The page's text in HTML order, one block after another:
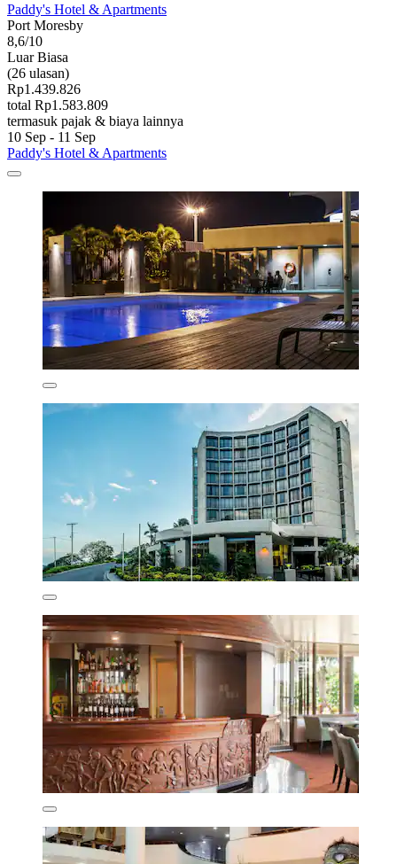
Paddy's Hotel & Apartments
Port Moresby
8,6/10
Luar Biasa
(26 ulasan)
Rp1.439.826
total Rp1.583.809
termasuk pajak & biaya lainnya
10 Sep - 11 Sep
Paddy's Hotel & Apartments